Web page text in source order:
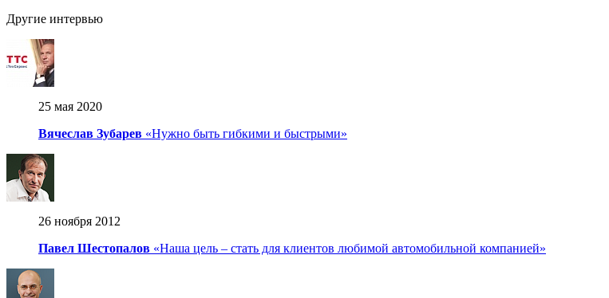
Другие интервью
25 мая 2020
Вячеслав Зубарев «Нужно быть гибкими и быстрыми»
26 ноября 2012
Павел Шестопалов «Наша цель – стать для клиентов любимой автомобильной компанией»